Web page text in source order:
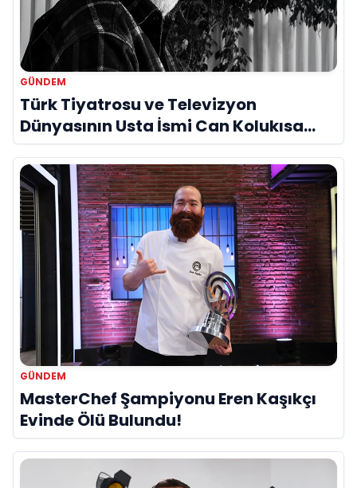
GÜNDEM
Türk Tiyatrosu ve Televizyon
Dünyasının Usta İsmi Can Kolukısa
Hayatını Kaybetti
GÜNDEM
MasterChef Şampiyonu Eren Kaşıkçı
Evinde Ölü Bulundu!